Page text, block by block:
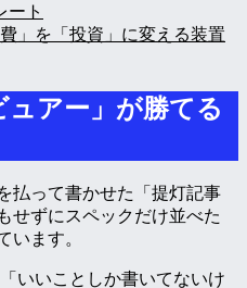
ート
」を「投資」に変える装置
ュアー」が勝てる
払って書かせた「提灯記事
せずにスペックだけ並べた
います。
いいことしか書いてないけ